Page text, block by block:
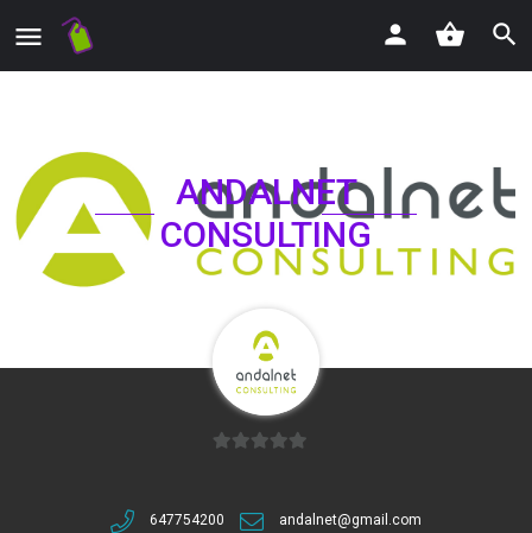
ANDALNET
CONSULTING
5
647754200 andalnet@gmail.com